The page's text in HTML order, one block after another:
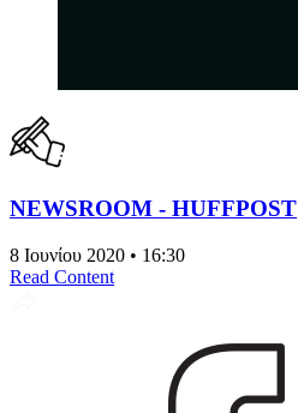
NEWSROOM - HUFFPOST
8 Ιουνίου 2020 • 16:30
Read Content